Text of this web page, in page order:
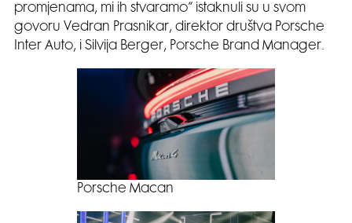
promjenama, mi ih stvaramo“ istaknuli su u svom
govoru Vedran Prasnikar, direktor društva Porsche
Inter Auto, i Silvija Berger, Porsche Brand Manager.
Porsche Macan